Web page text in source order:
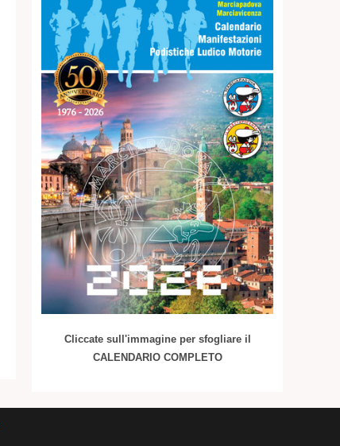
Cliccate sull'immagine per sfogliare il
CALENDARIO COMPLETO